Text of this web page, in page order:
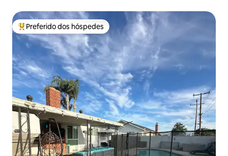
Entre os melhores preferidos dos hóspedes
Preferido dos hóspedes